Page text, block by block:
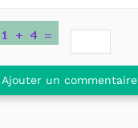
Ajouter un commentaire